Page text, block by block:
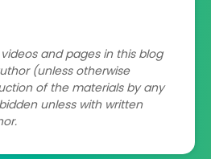
and pages in this blog
(unless otherwise
of the materials by any
unless with written